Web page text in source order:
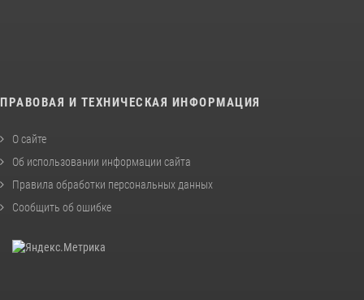
ПРАВОВАЯ И ТЕХНИЧЕСКАЯ ИНФОРМАЦИЯ
О сайте
Об использовании информации сайта
Правила обработки персональных данных
Сообщить об ошибке